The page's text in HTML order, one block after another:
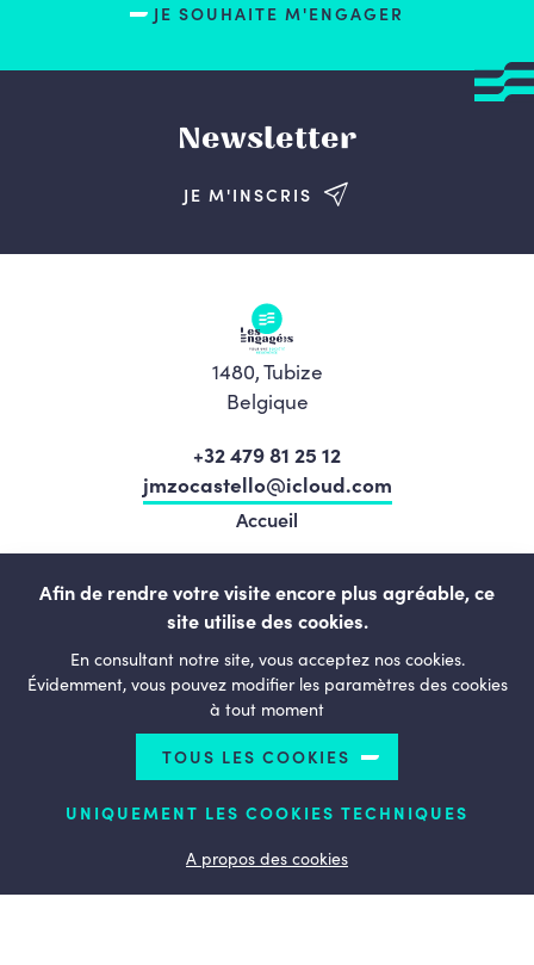
JE SOUHAITE M'ENGAGER
Newsletter
JE M'INSCRIS
1480, Tubize
Belgique
+32 479 81 25 12
jmzocastello@icloud.com
Accueil
Nos élu.e.s
Notre équipe
Notre programme
Notre Mouvement
Nous contacter
LESENGAGÉS.BE
Afin de rendre votre visite encore plus agréable, ce
site utilise des cookies.
En consultant notre site, vous acceptez nos cookies.
Évidemment, vous pouvez modifier les paramètres des cookies
à tout moment
TOUS LES COOKIES
UNIQUEMENT LES COOKIES TECHNIQUES
A propos des cookies